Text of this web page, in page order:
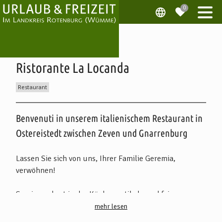
Ristorante La Locanda
Restaurant
Beschreibung
Benvenuti in unserem italienischem Restaurant in
Ostereistedt zwischen Zeven und Gnarrenburg
Lassen Sie sich von uns, Ihrer Familie Geremia,
verwöhnen!
Sergio zaubert in der Küche rustikale und feine
italienische Kost. Seine Kochkünste überzeugen durch
mehr lesen